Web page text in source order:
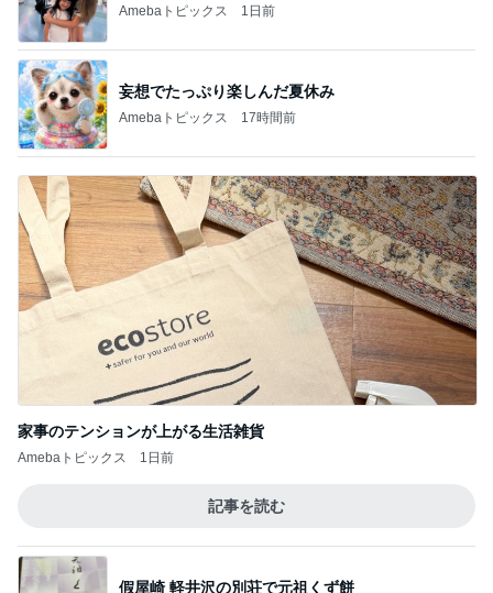
Amebaトピックス 1日前
妄想でたっぷり楽しんだ夏休み
Amebaトピックス 17時間前
家事のテンションが上がる生活雑貨
Amebaトピックス 1日前
記事を読む
假屋崎 軽井沢の別荘で元祖くず餅